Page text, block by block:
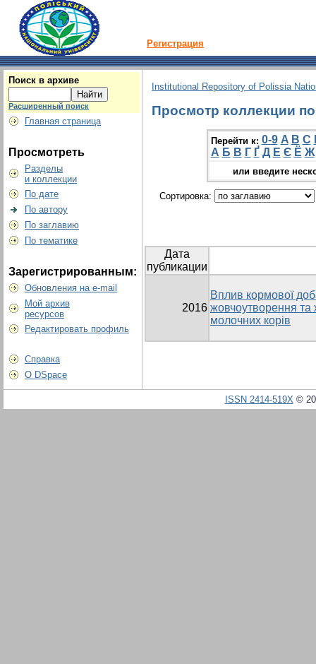
Регистрация
Поиск в архиве
Расширенный поиск
Главная страница
Просмотреть
Разделы
и коллекции
По дате
По автору
По заглавию
По тематике
Зарегистрированным:
Обновления на e-mail
Мой архив
ресурсов
Редактировать профиль
Справка
О DSpace
Institutional Repository of Polissia
Просмотр коллекции
Перейти к: 0-9 A B C
А Б В Г Ґ Д Е Є Ё Ж
или введите
Сортировка:
Дата
публикации
2016
Вплив кормової
жовчоутворення та
молочних корів
ISSN 2414-519X©